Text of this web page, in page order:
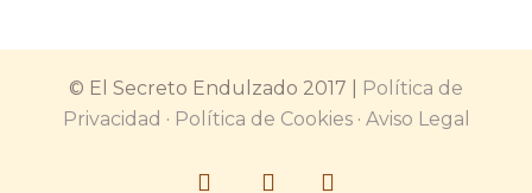
© El Secreto Endulzado 2017 |
Política de
Privacidad · Política de Cookies· Aviso Legal